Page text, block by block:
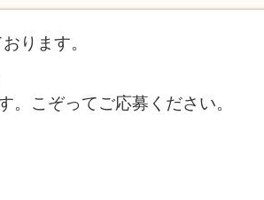
ります。
。こぞってご応募ください。